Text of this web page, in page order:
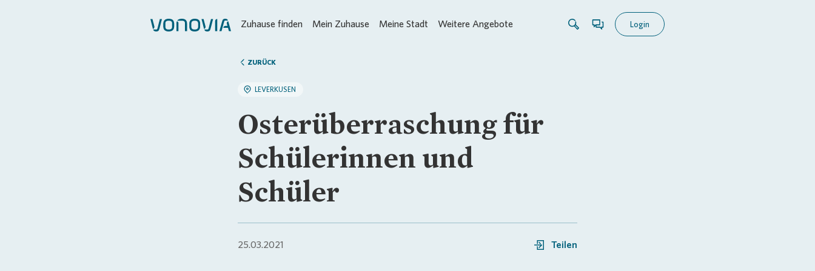
Zuhause finden Mein Zuhause Meine Stadt Weitere Angebote Login
ZURÜCK
LEVERKUSEN
Osterüberraschung für
Schülerinnen und
Schüler
25.03.2021 Teilen